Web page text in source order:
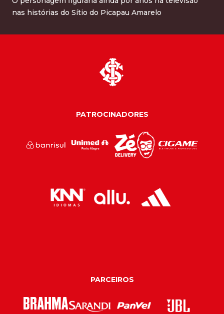
nas histórias do Sítio do Picapau Amarelo
PATROCINADORES
PARCEIROS